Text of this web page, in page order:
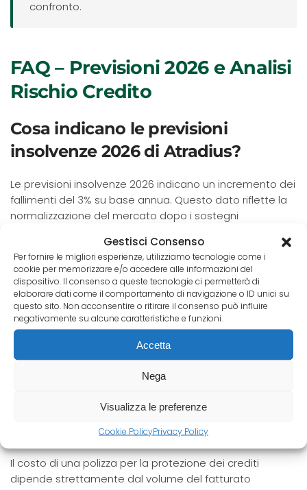
Gestisci Consenso
Per fornire le migliori esperienze, utilizziamo tecnologie come i
cookie per memorizzare e/o accedere alle informazioni del
dispositivo. Il consenso a queste tecnologie ci permetterà di
elaborare dati come il comportamento di navigazione o ID unici su
questo sito. Non acconsentire o ritirare il consenso può influire
negativamente su alcune caratteristiche e funzioni.
Accetta
Nega
Visualizza le preferenze
Cookie PolicyPrivacy Policy
confronto.
FAQ – Previsioni 2026 e Analisi
Rischio Credito
Cosa indicano le previsioni
insolvenze 2026 di Atradius?
Le previsioni insolvenze 2026 indicano un incremento dei
fallimenti del 3% su base annua. Questo dato riflette la
normalizzazione del mercato dopo i sostegni
Le aziende italiane devono prestare massima
attenzione alla solidità dei partner internazionali.
L’aumento dei default è un fenomeno globale che
colpisce anche le economie più avanzate nel corso del
2026.
Compila il moduloContattaci
Quanto costa l’assicurazione
credito commerciale per una PMI?
Il costo di una polizza per la protezione dei crediti
dipende strettamente dal volume del fatturato